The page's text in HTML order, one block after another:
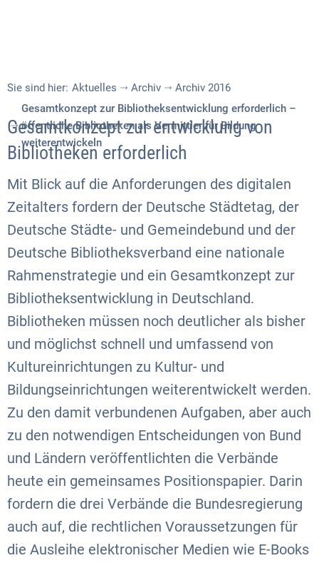
Sie sind hier: Aktuelles Archiv
Archiv 2016
Gesamtkonzept zur Bibliotheksentwicklung erforderlich –
öffentliche Bibliotheken als Vermittler für Bildung
weiterentwickeln
Gesamtkonzept zur entwicklung von
Bibliotheken erforderlich
Mit Blick auf die Anforderungen des digitalen
Zeitalters fordern der Deutsche Städtetag, der
Deutsche Städte- und Gemeindebund und der
Deutsche Bibliotheksverband eine nationale
Rahmenstrategie und ein Gesamtkonzept zur
Bibliotheksentwicklung in Deutschland.
Bibliotheken müssen noch deutlicher als bisher
und möglichst schnell und umfassend von
Kultureinrichtungen zu Kultur- und
Bildungseinrichtungen weiterentwickelt werden.
Zu den damit verbundenen Aufgaben, aber auch
zu den notwendigen Entscheidungen von Bund
und Ländern veröffentlichten die Verbände
heute ein gemeinsames Positionspapier. Darin
fordern die drei Verbände die Bundesregierung
auch auf, die rechtlichen Voraussetzungen für
die Ausleihe elektronischer Medien wie E-Books